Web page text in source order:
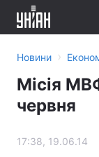
Новини ›
Місія
червня
17:38, 19.06.14